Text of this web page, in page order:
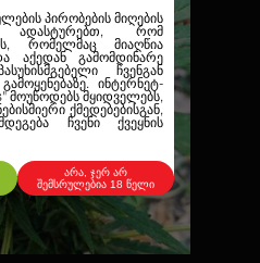
პირობების მიღების
ადასტურებთ, რომ
რომელმაც მიაღწია
აქედან გამომდინარე
ჩვენგან
ინტერნეტ-
მოუწოდებს მყიდველებს,
ქმედებებისგან,
ჩვენი ქვეყნის
არა, ჯერ არ
შემსრულებია 18 წელი